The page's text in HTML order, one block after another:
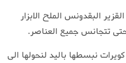
البقدونس الملح الابزار
تتجانس جميع العناصر.
نبسطها باليد لنحولها الى